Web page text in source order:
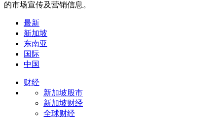
的市场宣传及营销信息。
最新
新加坡
东南亚
国际
中国
财经
新加坡股市
新加坡财经
全球财经